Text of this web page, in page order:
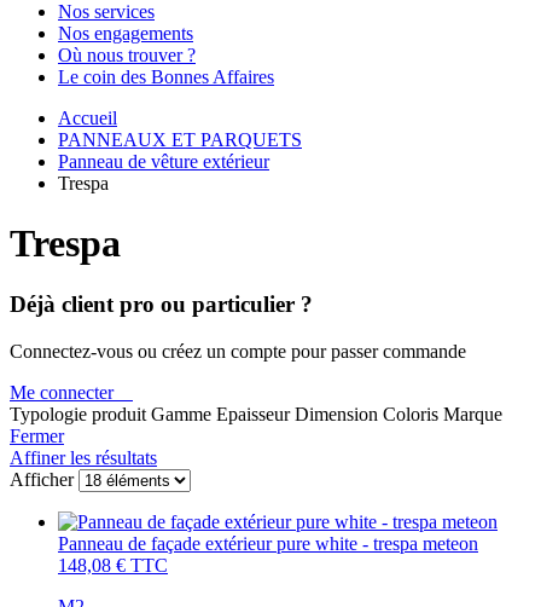
Nos services
Nos engagements
Où nous trouver ?
Le coin des Bonnes Affaires
Accueil
PANNEAUX ET PARQUETS
Panneau de vêture extérieur
Trespa
Trespa
Déjà client pro ou particulier ?
Connectez-vous ou créez un compte pour passer commande
Me connecter
Typologie produit Gamme Epaisseur Dimension Coloris Marque
Fermer
Affiner les résultats
Afficher
Panneau de façade extérieur pure white - trespa meteon
148,08 € TTC